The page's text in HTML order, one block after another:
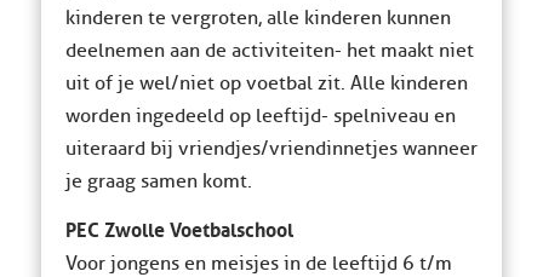
kinderen te vergroten, alle kinderen kunnen
deelnemen aan de activiteiten- het maakt niet
uit of je wel/niet op voetbal zit. Alle kinderen
worden ingedeeld op leeftijd- spelniveau en
uiteraard bij vriendjes/vriendinnetjes wanneer
je graag samen komt.
PEC Zwolle Voetbalschool
Voor jongens en meisjes in de leeftijd 6 t/m